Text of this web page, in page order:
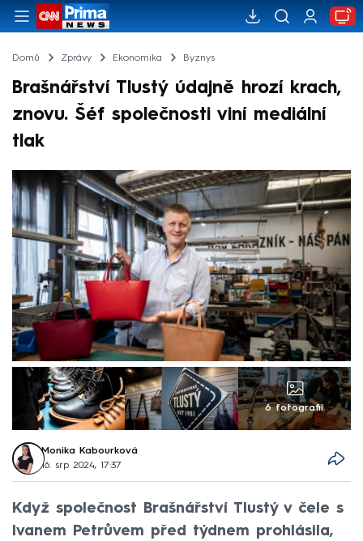
Domů Zprávy Ekonomika Byznys
Brašnářství Tlustý údajně hrozí krach,
znovu. Šéf společnosti viní mediální
tlak
6 fotografií
Monika Kabourková
16. srp 2024, 17:37
Když společnost Brašnářství Tlustý v čele s
Ivanem Petrůvem před týdnem prohlásila,